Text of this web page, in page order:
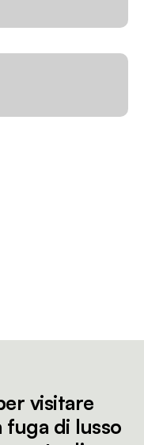
visitare
fuga di lusso